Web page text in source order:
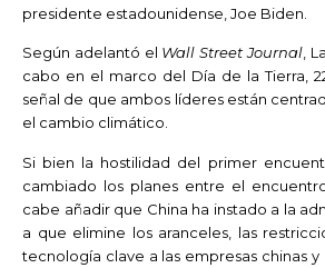
presidente estadounidense, Joe Biden.
Según adelantó el Wall Street Journal,
cabo en el marco del Día de la Tierra,
señal de que ambos líderes están
el cambio climático.
Si bien la hostilidad del primer
cambiado los planes entre el
cabe añadir que China ha instado a la
a que elimine los aranceles, las
tecnología clave a las empresas chinas y